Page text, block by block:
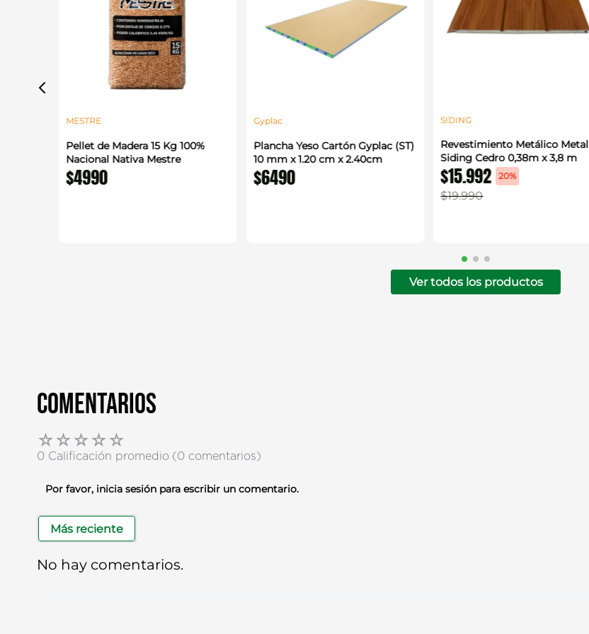
MESTRE
Pellet de Madera 15 Kg 100%
Nacional Nativa Mestre
$4990
Gyplac
Plancha Yeso Cartón Gyplac (ST)
10 mm x 1.20 cm x 2.40cm
$6490
SIDING
Revestimiento Metálico Metal
Siding Cedro 0,38m x 3,8 m
$15.992 20%
$19.990
Ver todos los productos
Comentarios
☆☆☆☆☆
0 Calificación promedio (0 comentarios)
Por favor, inicia sesión para escribir un comentario.
Más reciente
No hay comentarios.